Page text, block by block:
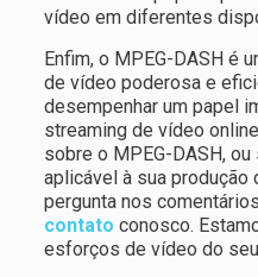
vídeo em diferentes
Enfim, o MPEG-DASH é
de vídeo poderosa e
desempenhar um papel
streaming de vídeo
sobre o MPEG-DASH,
aplicável à sua
pergunta nos
contato conosco.
esforços de vídeo do